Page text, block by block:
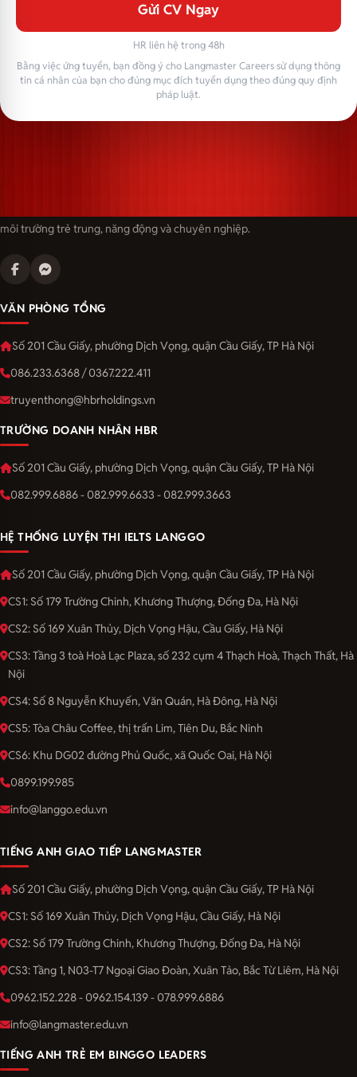
Gửi CV Ngay
HR liên hệ trong 48h
Bằng việc ứng tuyển, bạn đồng ý cho Langmaster Careers sử dụng thông
tin cá nhân của bạn cho đúng mục đích tuyển dụng theo đúng quy định
pháp luật.
môi trường trẻ trung, năng động và chuyên nghiệp.
VĂN PHÒNG TỔNG
Số 201 Cầu Giấy, phường Dịch Vọng, quận Cầu Giấy, TP Hà Nội
086.233.6368 / 0367.222.411
truyenthong@hbrholdings.vn
TRƯỜNG DOANH NHÂN HBR
Số 201 Cầu Giấy, phường Dịch Vọng, quận Cầu Giấy, TP Hà Nội
082.999.6886 - 082.999.6633 - 082.999.3663
HỆ THỐNG LUYỆN THI IELTS LANGGO
Số 201 Cầu Giấy, phường Dịch Vọng, quận Cầu Giấy, TP Hà Nội
CS1: Số 179 Trường Chinh, Khương Thượng, Đống Đa, Hà Nội
CS2: Số 169 Xuân Thủy, Dịch Vọng Hậu, Cầu Giấy, Hà Nội
CS3: Tầng 3 toà Hoà Lạc Plaza, số 232 cụm 4 Thạch Hoà, Thạch Thất, Hà
Nội
CS4: Số 8 Nguyễn Khuyến, Văn Quán, Hà Đông, Hà Nội
CS5: Tòa Châu Coffee, thị trấn Lim, Tiên Du, Bắc Ninh
CS6: Khu DG02 đường Phủ Quốc, xã Quốc Oai, Hà Nội
0899.199.985
info@langgo.edu.vn
TIẾNG ANH GIAO TIẾP LANGMASTER
Số 201 Cầu Giấy, phường Dịch Vọng, quận Cầu Giấy, TP Hà Nội
CS1: Số 169 Xuân Thủy, Dịch Vọng Hậu, Cầu Giấy, Hà Nội
CS2: Số 179 Trường Chinh, Khương Thượng, Đống Đa, Hà Nội
CS3: Tầng 1, N03-T7 Ngoại Giao Đoàn, Xuân Tảo, Bắc Từ Liêm, Hà Nội
0962.152.228 - 0962.154.139 - 078.999.6886
info@langmaster.edu.vn
TIẾNG ANH TRẺ EM BINGGO LEADERS